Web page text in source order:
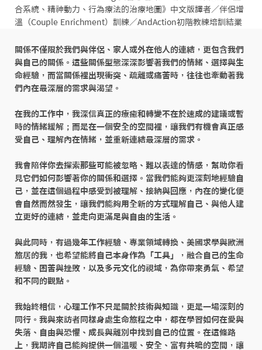
合系統、精神動力、行為療法的治療地圖》中文版譯者／伴侶增
溫（Couple Enrichment）訓練／AndAction初階教練培訓結業
關係不僅限於我們與伴侶、家人或外在他人的連結，更包含我們
與自己的關係。這些關係型態深深影響著我們的情緒、選擇與生
命經驗，而當關係裡出現衝突、疏離或痛苦時，往往也牽動著我
們內在最深層的需求與渴望。
在我的工作中，我深信真正的療癒和轉變不在於速成的建議或暫
時的情緒緩解；而是在一個安全的空間裡，讓我們有機會真正感
受自己、理解內在情緒，並重新連結最深層的需求。
我會陪伴你去探索那些可能被忽略、難以表達的情感，幫助你看
見它們如何影響著你的關係和選擇。當我們能夠更深刻地經驗自
己，並在這個過程中感受到被理解、接納與回應，內在的變化便
會自然而然發生，讓我們能夠用全新的方式理解自己、與他人建
立更好的連結，並走向更滿足與自由的生活。
與此同時，有過幾年工作經驗、專業領域轉換、美國求學與歐洲
旅居的我，也希望能將自己本身作為「工具」，融合自己的生命
經驗、困苦與挫敗，以及多元文化的視域，為你帶來勇氣、希望
和不同的觀點。
我始終相信，心理工作不只是關於技術與知識，更是一場深刻的
同行。我與來訪者同樣身處生命旅程之中，都在學習如何在愛與
失落、自由與恐懼、成長與離別中找到自己的位置。在這條路
上，我期許自己能夠提供一個溫暖、安全、富有共鳴的空間，讓